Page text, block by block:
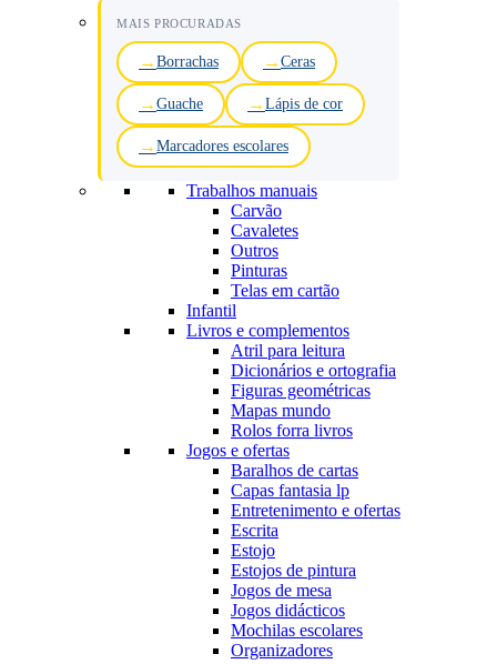
MAIS PROCURADAS
Borrachas Ceras
Guache Lápis de cor
Marcadores escolares
Trabalhos manuais
Carvão
Cavaletes
Outros
Pinturas
Telas em cartão
Infantil
Livros e complementos
Atril para leitura
Dicionários e ortografia
Figuras geométricas
Mapas mundo
Rolos forra livros
Jogos e ofertas
Baralhos de cartas
Capas fantasia lp
Entretenimento e ofertas
Escrita
Estojo
Estojos de pintura
Jogos de mesa
Jogos didácticos
Mochilas escolares
Organizadores